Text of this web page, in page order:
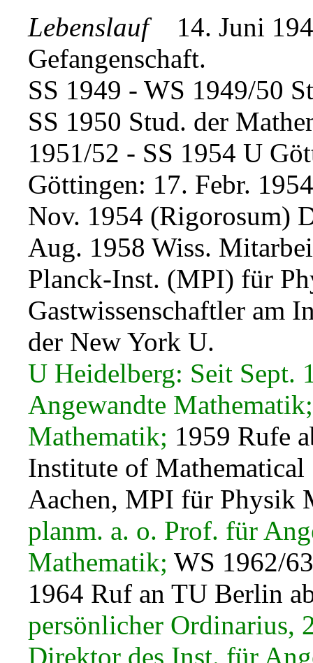
Lebenslauf14. Juni
Gefangenschaft.
SS 1949 - WS 1949/50
SS 1950 Stud. der
1951/52 - SS 1954 U
Göttingen: 17. Febr.
Nov. 1954 (Rigorosum)
Aug. 1958 Wiss.
Planck-Inst. (MPI) für
Gastwissenschaftler am
der New York U.
U Heidelberg: Seit Sept.
Angewandte
Mathematik; 1959 Rufe
Institute of
Aachen, MPI für Physik
planm. a. o. Prof. für
Mathematik; WS 1962/
1964 Ruf an TU Berlin
persönlicher Ordinarius,
Direktor des Inst. für